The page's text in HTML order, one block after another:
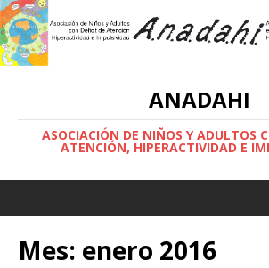
ANADAHI
ASOCIACIÓN DE NIÑOS Y ADULTOS
ATENCIÓN, HIPERACTIVIDAD E
Mes: enero 2016